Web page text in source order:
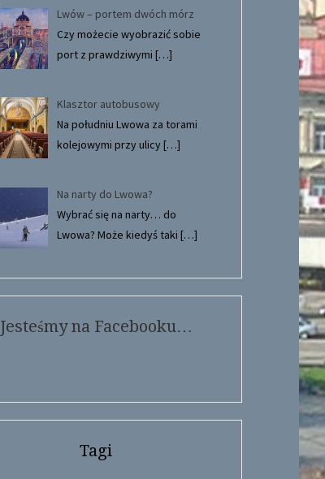
Lwów – portem dwóch mórz
Czy możecie wyobrazić sobie
port z prawdziwymi […]
Klasztor autobusowy
Na południu Lwowa za torami
kolejowymi przy ulicy[…]
Na narty do Lwowa?
Wybrać się na narty… do
Lwowa? Może kiedyś taki […]
Jesteśmy na Facebooku…
Tagi